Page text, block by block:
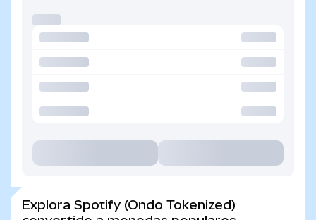
Explora Spotify (Ondo Tokenized)